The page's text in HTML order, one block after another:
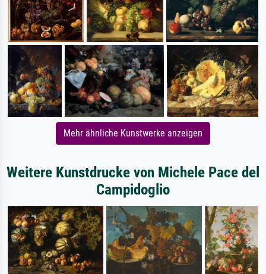
Mehr ähnliche Kunstwerke anzeigen
Weitere Kunstdrucke von Michele Pace del
Campidoglio